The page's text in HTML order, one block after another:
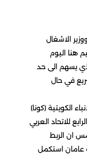
الاشغال
هنا اليوم
يسهم الى حد
في حال
الكويتية (كونا)
للاتحاد العربي
ان الربط
عامان استكمل